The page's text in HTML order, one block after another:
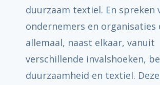
duurzaam textiel. En spreken
ondernemers en organisaties
allemaal, naast elkaar, vanuit
verschillende invalshoeken,
duurzaamheid en textiel. Deze